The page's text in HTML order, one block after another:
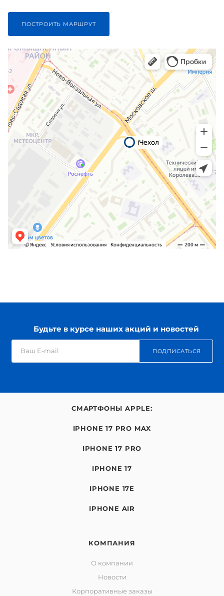
ПОСТРОИТЬ МАРШРУТ
Будьте в курсе наших акций и новостей
ПОДПИСАТЬСЯ
СМАРТФОНЫ APPLE:
IPHONE 17 PRO MAX
IPHONE 17 PRO
IPHONE 17
IPHONE 17E
IPHONE AIR
КОМПАНИЯ
О компании
Новости
Корпоративные заказы